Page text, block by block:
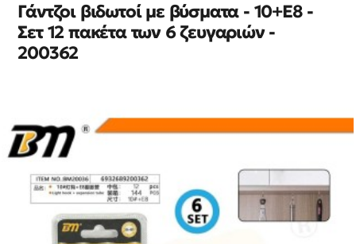
Γάντζοι βιδωτοί με βύσματα - 10+E8 -
Σετ 12 πακέτα των 6 ζευγαριών -
200362